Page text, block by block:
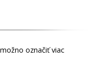
označiť viac